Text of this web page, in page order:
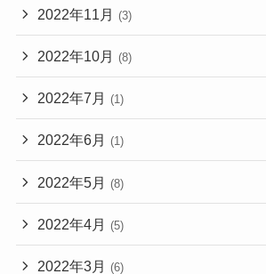
2022年11月 (3)
2022年10月 (8)
2022年7月 (1)
2022年6月 (1)
2022年5月 (8)
2022年4月 (5)
2022年3月 (6)